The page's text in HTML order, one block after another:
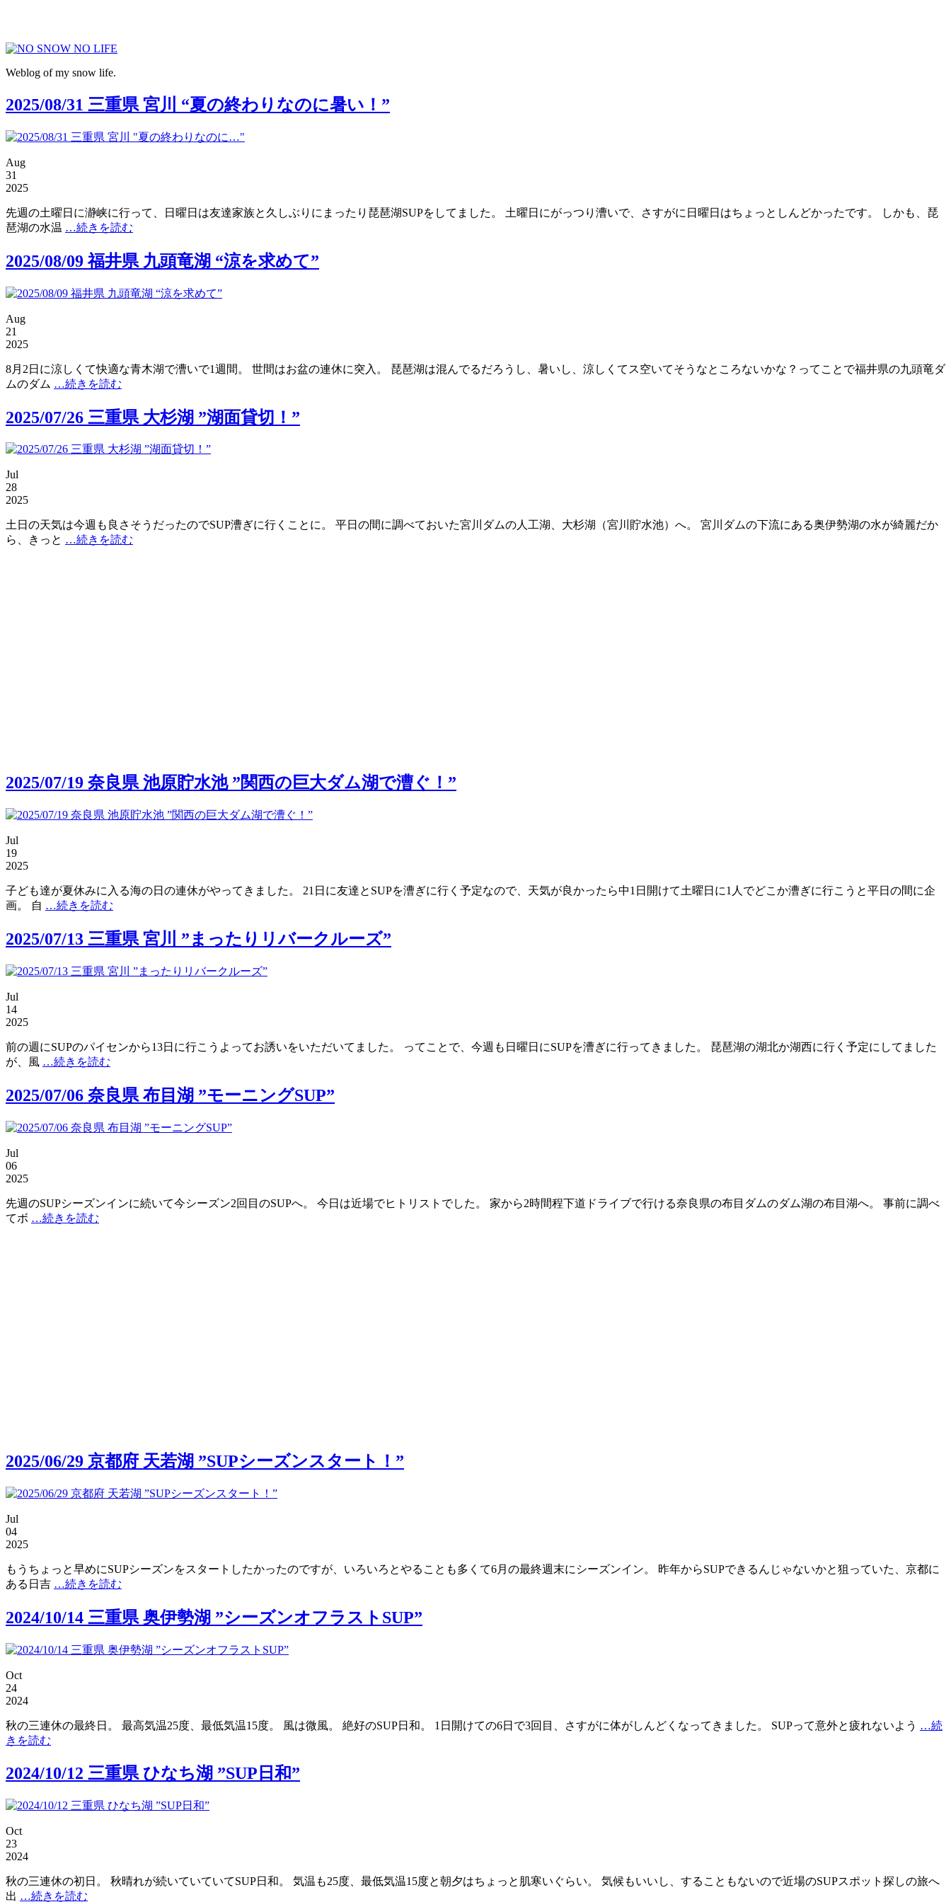
Weblog of my snow life.
2025/08/31 三重県 宮川 “夏の終わりなのに暑い！”
Aug
31
2025
先週の土曜日に瀞峡に行って、日曜日は友達家族と久しぶりにまったり琵琶湖SUPをしてました。 土曜日にがっつり漕いで、さすがに日曜日はちょっとしんどかったです。 しかも、琵
琶湖の水温 …続きを読む
2025/08/09 福井県 九頭竜湖 “涼を求めて”
Aug
21
2025
8月2日に涼しくて快適な青木湖で漕いで1週間。 世間はお盆の連休に突入。 琵琶湖は混んでるだろうし、暑いし、涼しくてス空いてそうなところないかな？ってことで福井県の九頭竜ダ
ムのダム …続きを読む
2025/07/26 三重県 大杉湖 ”湖面貸切！”
Jul
28
2025
土日の天気は今週も良さそうだったのでSUP漕ぎに行くことに。 平日の間に調べておいた宮川ダムの人工湖、大杉湖（宮川貯水池）へ。 宮川ダムの下流にある奥伊勢湖の水が綺麗だか
ら、きっと …続きを読む
2025/07/19 奈良県 池原貯水池 ”関西の巨大ダム湖で漕ぐ！”
Jul
19
2025
子ども達が夏休みに入る海の日の連休がやってきました。 21日に友達とSUPを漕ぎに行く予定なので、天気が良かったら中1日開けて土曜日に1人でどこか漕ぎに行こうと平日の間に企
画。 自 …続きを読む
2025/07/13 三重県 宮川 ”まったりリバークルーズ”
Jul
14
2025
前の週にSUPのパイセンから13日に行こうよってお誘いをいただいてました。 ってことで、今週も日曜日にSUPを漕ぎに行ってきました。 琵琶湖の湖北か湖西に行く予定にしてました
が、風 …続きを読む
2025/07/06 奈良県 布目湖 ”モーニングSUP”
Jul
06
2025
先週のSUPシーズンインに続いて今シーズン2回目のSUPへ。 今日は近場でヒトリストでした。 家から2時間程下道ドライブで行ける奈良県の布目ダムのダム湖の布目湖へ。 事前に調べ
てボ …続きを読む
2025/06/29 京都府 天若湖 ”SUPシーズンスタート！”
Jul
04
2025
もうちょっと早めにSUPシーズンをスタートしたかったのですが、いろいろとやることも多くて6月の最終週末にシーズンイン。 昨年からSUPできるんじゃないかと狙っていた、京都に
ある日吉 …続きを読む
2024/10/14 三重県 奥伊勢湖 ”シーズンオフラストSUP”
Oct
24
2024
秋の三連休の最終日。 最高気温25度、最低気温15度。 風は微風。 絶好のSUP日和。 1日開けての6日で3回目、さすがに体がしんどくなってきました。 SUPって意外と疲れないよう …続
きを読む
2024/10/12 三重県 ひなち湖 ”SUP日和”
Oct
23
2024
秋の三連休の初日。 秋晴れが続いていていてSUP日和。 気温も25度、最低気温15度と朝夕はちょっと肌寒いぐらい。 気候もいいし、することもないので近場のSUPスポット探しの旅へ
出 …続きを読む